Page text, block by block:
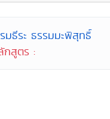
มธีระ ธรรมมะพิสุทธิ์
กสูตร :